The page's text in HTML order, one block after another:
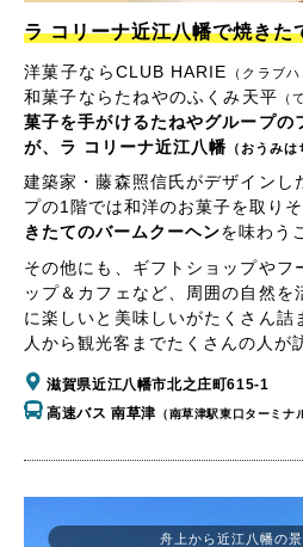
ラ コリーナ近江八幡で焼きた
洋菓子ならCLUB HARIE （クラブハ
和菓子ならたねやのふくみ天平 （
菓子を手がけるたねやグループの
が、ラ コリーナ近江八幡 （おうみは
建築家・藤森照信氏がデザインし
プの1階では和洋のお菓子を取り
きたてのバームクーヘンを味わう
その他にも、ギフトショップやフ
ップ＆カフェなど、周囲の自然を
に楽しいと美味しいがたくさん詰
人から観光客までたくさんの人が
滋賀県近江八幡市北之庄町615-1
高速バス 南草津 （南草津駅東口ターミナ
舟上から近江八幡の